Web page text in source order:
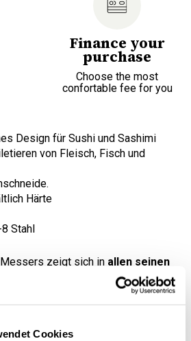
Cookies
Finance your
purchase
Choose the most
confortable fee for you
Design für Sushi und Sashimi
von Fleisch, Fisch und
Härte
Stahl
zeigt sich in allen seinen
Merkmale der japanischen Tradition
japanischen AUS-8
Härte von59 HRC.
sich nur auf einer Seite der